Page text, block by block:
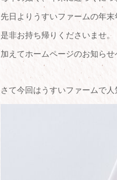
先日よりうすいファームの年
是非お持ち帰りくださいませ。
さて今回はうすいファームで